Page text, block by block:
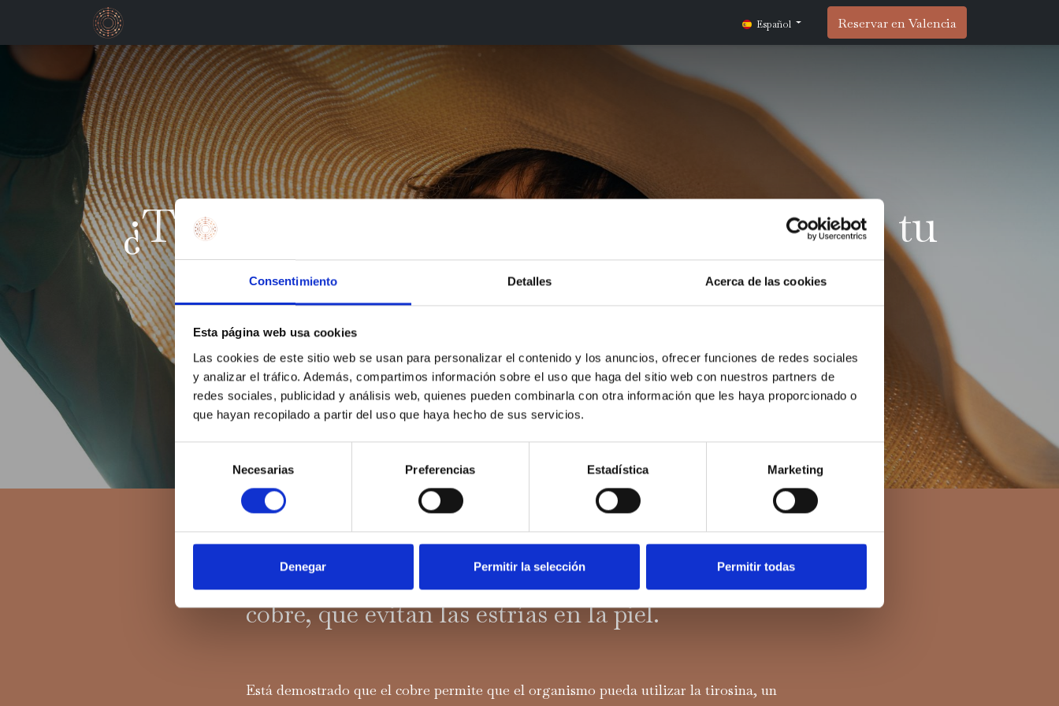
Consentimiento Detalles Acerca de las cookies
Esta página web usa cookies
Las cookies de este sitio web se usan para personalizar el contenido y los anuncios, ofrecer funciones de redes sociales
y analizar el tráfico. Además, compartimos información sobre el uso que haga del sitio web con nuestros partners de
redes sociales, publicidad y análisis web, quienes pueden combinarla con otra información que les haya proporcionado o
que hayan recopilado a partir del uso que haya hecho de sus servicios.
consentimiento
Necesarias Preferencias Estadística Marketing
Denegar Permitir la selección Permitir todas
Español Reservar en Valencia
¿Te interesa mantener la elasticidad de tu
piel este verano?
Todos los blogs El Blog De Cobre ¿Te interesa mantener la elasticidad de tu piel este verano?
Desde cobre 29 spa te damos algunos consejos para
cuidar tu colágeno y los indispensables enzimas del
cobre, que evitan las estrías en la piel.
Está demostrado que el cobre permite que el organismo pueda utilizar la tirosina, un